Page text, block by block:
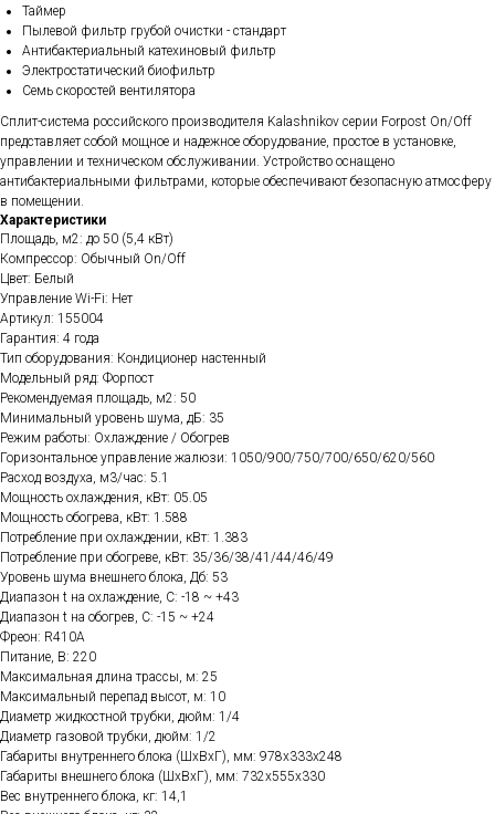
Таймер
Пылевой фильтр грубой очистки - стандарт
Антибактериальный катехиновый фильтр
Электростатический биофильтр
Семь скоростей вентилятора
Сплит-система российского производителя Kalashnikov серии Forpost On/Off
представляет собой мощное и надежное оборудование, простое в установке,
управлении и техническом обслуживании. Устройство оснащено
антибактериальными фильтрами, которые обеспечивают безопасную атмосферу
в помещении.
Характеристики
Площадь, м2: до 50 (5,4 кВт)
Компрессор: Обычный On/Off
Цвет: Белый
Управление Wi-Fi: Нет
Артикул: 155004
Гарантия: 4 года
Тип оборудования: Кондиционер настенный
Модельный ряд: Форпост
Рекомендуемая площадь, м2: 50
Минимальный уровень шума, дБ: 35
Режим работы: Охлаждение / Обогрев
Горизонтальное управление жалюзи: 1050/900/750/700/650/620/560
Расход воздуха, м3/час: 5.1
Мощность охлаждения, кВт: 05.05
Мощность обогрева, кВт: 1.588
Потребление при охлаждении, кВт: 1.383
Потребление при обогреве, кВт: 35/36/38/41/44/46/49
Уровень шума внешнего блока, Дб: 53
Диапазон t на охлаждение, C: -18 ~ +43
Диапазон t на обогрев, C: -15 ~ +24
Фреон: R410A
Питание, В: 220
Максимальная длина трассы, м: 25
Максимальный перепад высот, м: 10
Диаметр жидкостной трубки, дюйм: 1/4
Диаметр газовой трубки, дюйм: 1/2
Габариты внутреннего блока (ШхВхГ), мм: 978х333х248
Габариты внешнего блока (ШхВхГ), мм: 732х555х330
Вес внутреннего блока, кг: 14,1